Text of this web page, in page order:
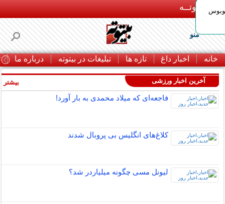
بـیتوتــه
منو
خانه اخبار داغ تازه ها تبلیغات در بیتوته درباره ما
آخرین اخبار ورزشی
فاجعه‌ای که میلاد محمدی به بار آورد!
کلاغ‌های انگلیس بی پروبال شدند
لیونل مسی چگونه میلیاردر شد؟
بیشتر